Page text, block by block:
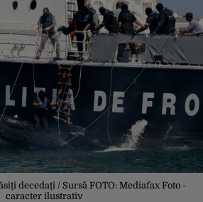
decedați / Sursă FOTO: Mediafax Foto -
caracter ilustrativ